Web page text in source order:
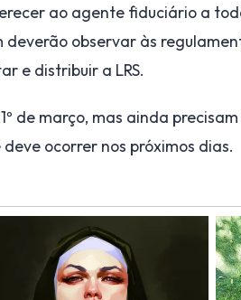
ao agente fiduciário a
deverão observar às
e distribuir a LRS.
de março, mas ainda
ocorrer nos próximos dias.